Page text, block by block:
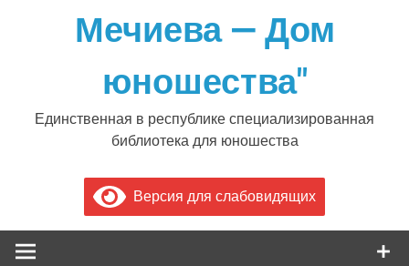
Мечиева — Дом
юношества"
Единственная в республике специализированная
библиотека для юношества
Версия для слабовидящих